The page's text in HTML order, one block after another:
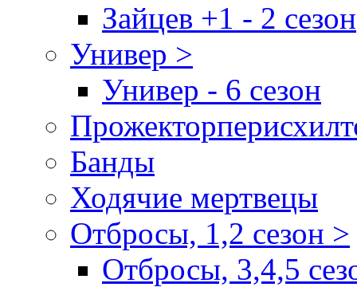
Зайцев +1 - 2 сезон
Универ >
Универ - 6 сезон
Банды
Ходячие мертвецы
Отбросы, 1,2 сезон >
Отбросы, 3,4,5